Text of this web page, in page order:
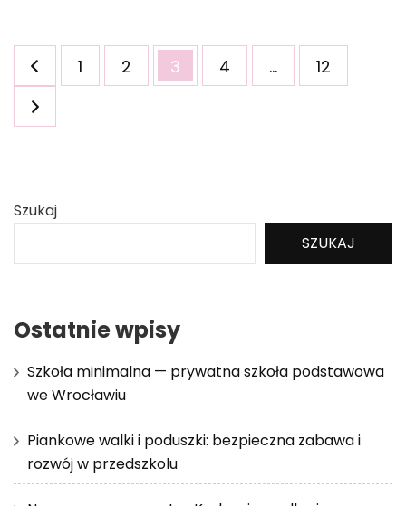
Stronicowanie
wpisówStrona
1 Strona
2 Strona
3 Strona
4 … Strona
12
Szukaj
SZUKAJ
Ostatnie wpisy
Szkoła minimalna — prywatna szkoła podstawowa
we Wrocławiu
Piankowe walki i poduszki: bezpieczna zabawa i
rozwój w przedszkolu